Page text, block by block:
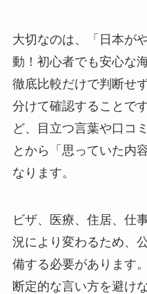
大切なのは、
「日本が
動！初心者でも安心な
徹底比較だけで判断せ
分けて確認すること で
ど、目立つ言葉や口コ
とから「思っていた内
なります。
ビザ、医療、住居、仕
況により変わるため、
備する必要があります
断定的な言い方を避け